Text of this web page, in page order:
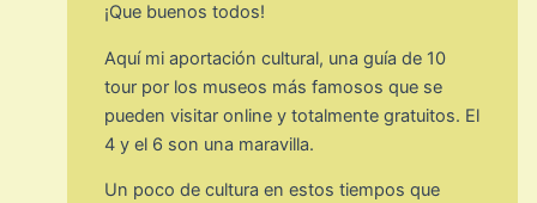
¡Que buenos todos!
Aquí mi aportación cultural, una guía de 10
tour por los museos más famosos que se
pueden visitar online y totalmente gratuitos. El
4 y el 6 son una maravilla.
Un poco de cultura en estos tiempos que